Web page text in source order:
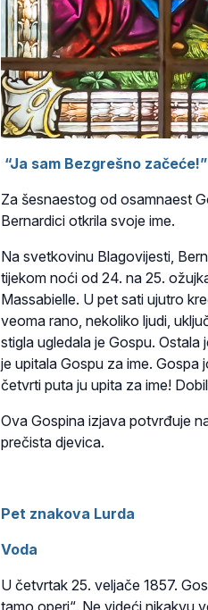
“Ja sam Bezgrešno začeće!”
Za šesnaestog od osamnaest
Bernardici otkrila svoje ime.
Na svetkovinu Blagovijesti,
tijekom noći od 24. na 25.
Massabielle. U pet sati ujutro
veoma rano, nekoliko ljudi,
stigla ugledala je Gospu.
je upitala Gospu za ime. Gospa
četvrti puta ju upita za ime!
Ova Gospina izjava potvrđuje
prečista djevica.
Pet znakova Lurda
Voda
U četvrtak 25. veljače 1857.
tamo operi“. Ne videći nikakvu